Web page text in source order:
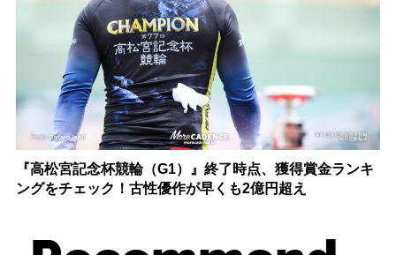
『高松宮記念杯競輪（G1）』終了時点、獲得賞金ランキ
ングをチェック！古性優作が早くも2億円超え